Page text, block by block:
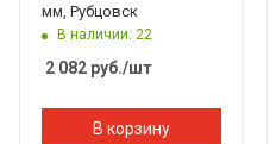
мм, Рубцовск
В наличии: 22
2 082 руб./шт
В корзину